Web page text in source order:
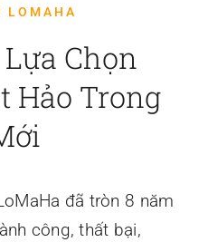
LOMAHA
Chọn
Hảo Trong
đã tròn 8 năm
công, thất bại,